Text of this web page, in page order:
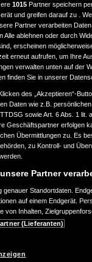
1015 Partner speichern
und greifen darauf zu .
Partner verarbeiten
Alle ablehnen oder durch
erscheinen
erneut aufrufen, um Ihre
verwalten unten auf der
finden Sie in unserer
des „Akzeptieren“-
Daten wie z.B.
sowie Art. 6 Abs. 1 lit.
Geschäftspartner erfolgen
Übermittlungen zu. Es
zu Kontroll- und
Partner
genauer Standortdaten.
auf einem Endgerät.
von Inhalten,
(Lieferanten)